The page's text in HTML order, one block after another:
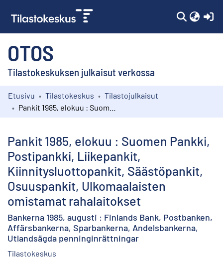
OTOS
Tilastokeskuksen julkaisut verkossa
Kokoelmat
Etusivu Tilastokeskus
Tilastojulkaisut
Pankit 1985, elokuu : Suomen Pankki,
Postipankki, Liikepankit,
Kiinnitysluottopankit, Säästöpankit,
Osuuspankit, Ulkomaalaisten
omistamat rahalaitokset
Bankerna 1985, augusti : Finlands Bank, Postbanken,
Affärsbankerna, Sparbankerna, Andelsbankerna,
Utlandsägda penninginrättningar
Tilastokeskus